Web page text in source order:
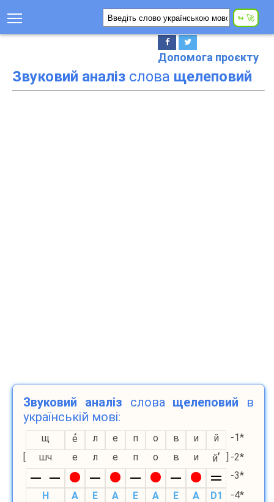
Допомога проєкту
Звуковий аналіз слова щелеповий
Звуковий аналіз слова щелеповий в
українській мові:
щ е л е п о в и й
-1*
[
шч е л е п о в и й’ ] -2*
-3*
H
A E A E A E A D1
-4*